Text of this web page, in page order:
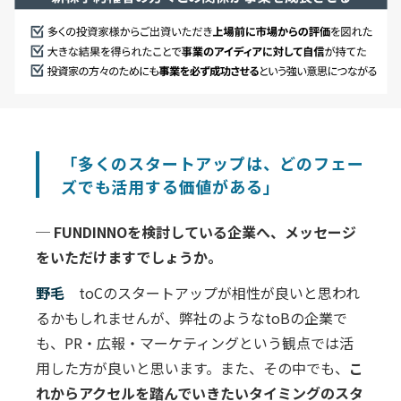
「多くのスタートアップは、どのフェー
ズでも活用する価値がある」
─ FUNDINNOを検討している企業へ、メッセージ
をいただけますでしょうか。
野毛
toCのスタートアップが相性が良いと思われ
るかもしれませんが、弊社のようなtoBの企業で
も、PR・広報・マーケティングという観点では活
用した方が良いと思います。また、その中でも、 こ
れからアクセルを踏んでいきたいタイミングのスタ